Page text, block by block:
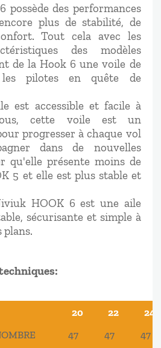
possède des performances
plus de stabilité, de
Tout cela avec les
des modèles
de la Hook 6 une voile de
pilotes en quête de
est accessible et facile à
cette voile est un
progresser à chaque vol
dans de nouvelles
qu'elle présente moins de
5 et elle est plus stable et
HOOK 6 est une aile
sécurisante et simple à
20 22
24
47 47
47